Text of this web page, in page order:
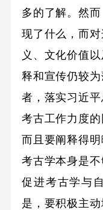
多的了解。然
现了什么，而
义、文化价值
释和宣传仍较
者，落实习近
考古工作力度
而且要阐释得
考古学本身是
促进考古学与
是，要积极主